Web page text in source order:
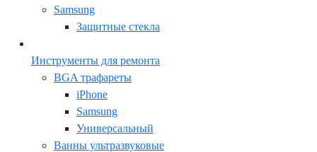
Samsung
Защитные стекла
Инструменты для ремонта
BGA трафареты
iPhone
Samsung
Универсальный
Ванны ультразвуковые